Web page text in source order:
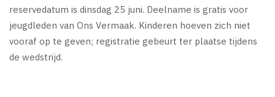
reservedatum is dinsdag 25 juni. Deelname is gratis voor
jeugdleden van Ons Vermaak. Kinderen hoeven zich niet
vooraf op te geven; registratie gebeurt ter plaatse tijdens
de wedstrijd.